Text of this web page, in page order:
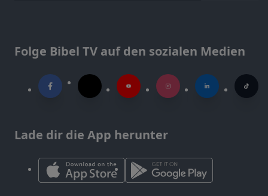
Folge Bibel TV auf den sozialen Medien
Lade dir die App herunter